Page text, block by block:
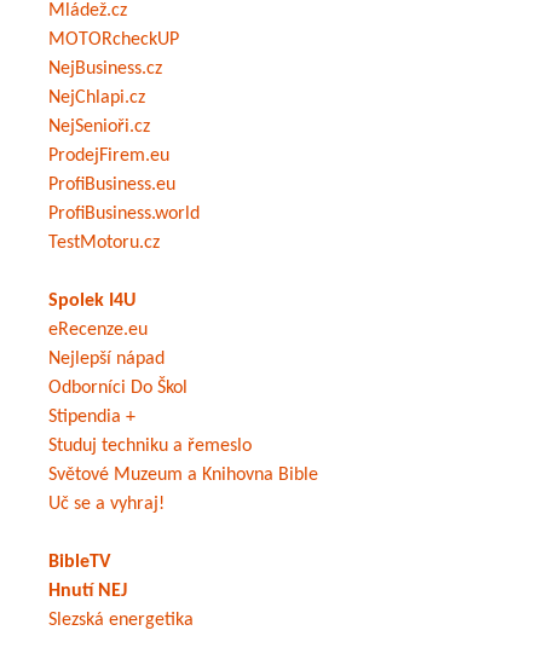
Mládež.cz
MOTORcheckUP
NejBusiness.cz
NejChlapi.cz
NejSenioři.cz
ProdejFirem.eu
ProfiBusiness.eu
ProfiBusiness.world
TestMotoru.cz
Spolek I4U
eRecenze.eu
Nejlepší nápad
Odborníci Do Škol
Stipendia +
Studuj techniku a řemeslo
Světové Muzeum a Knihovna Bible
Uč se a vyhraj!
BibleTV
Hnutí NEJ
Slezská energetika